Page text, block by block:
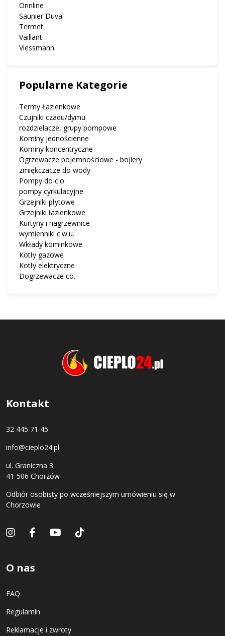
Onnline
Saunier Duval
Termet
Vaillant
Viessmann
Popularne Kategorie
Termy Łazienkowe
Czujniki czadu/dymu
rozdzielacze, grupy pompowe
Kominy jednościenne
Kominy koncentryczne
Ogrzewacze pojemnościowe - bojlery
zmiękczacze do wody
Pompy do c.o.
pompy cyrkulacyjne
Grzejniki płytowe
Grzejniki łazienkowe
Kurtyny i nagrzewnice
wymienniki c.w.u.
Wkłady kominkowe
Kotły gazowe
Kotły elektryczne
Dogrzewacze co.
Kontakt
32 445 71 45
info@cieplo24.pl
ul. Graniczna 3
41-506 Chorzów
Odbiór osobisty po wcześniejszym umówieniu się w
Chorzowie
O nas
FAQ
Regulamin
Reklamacje i zwroty